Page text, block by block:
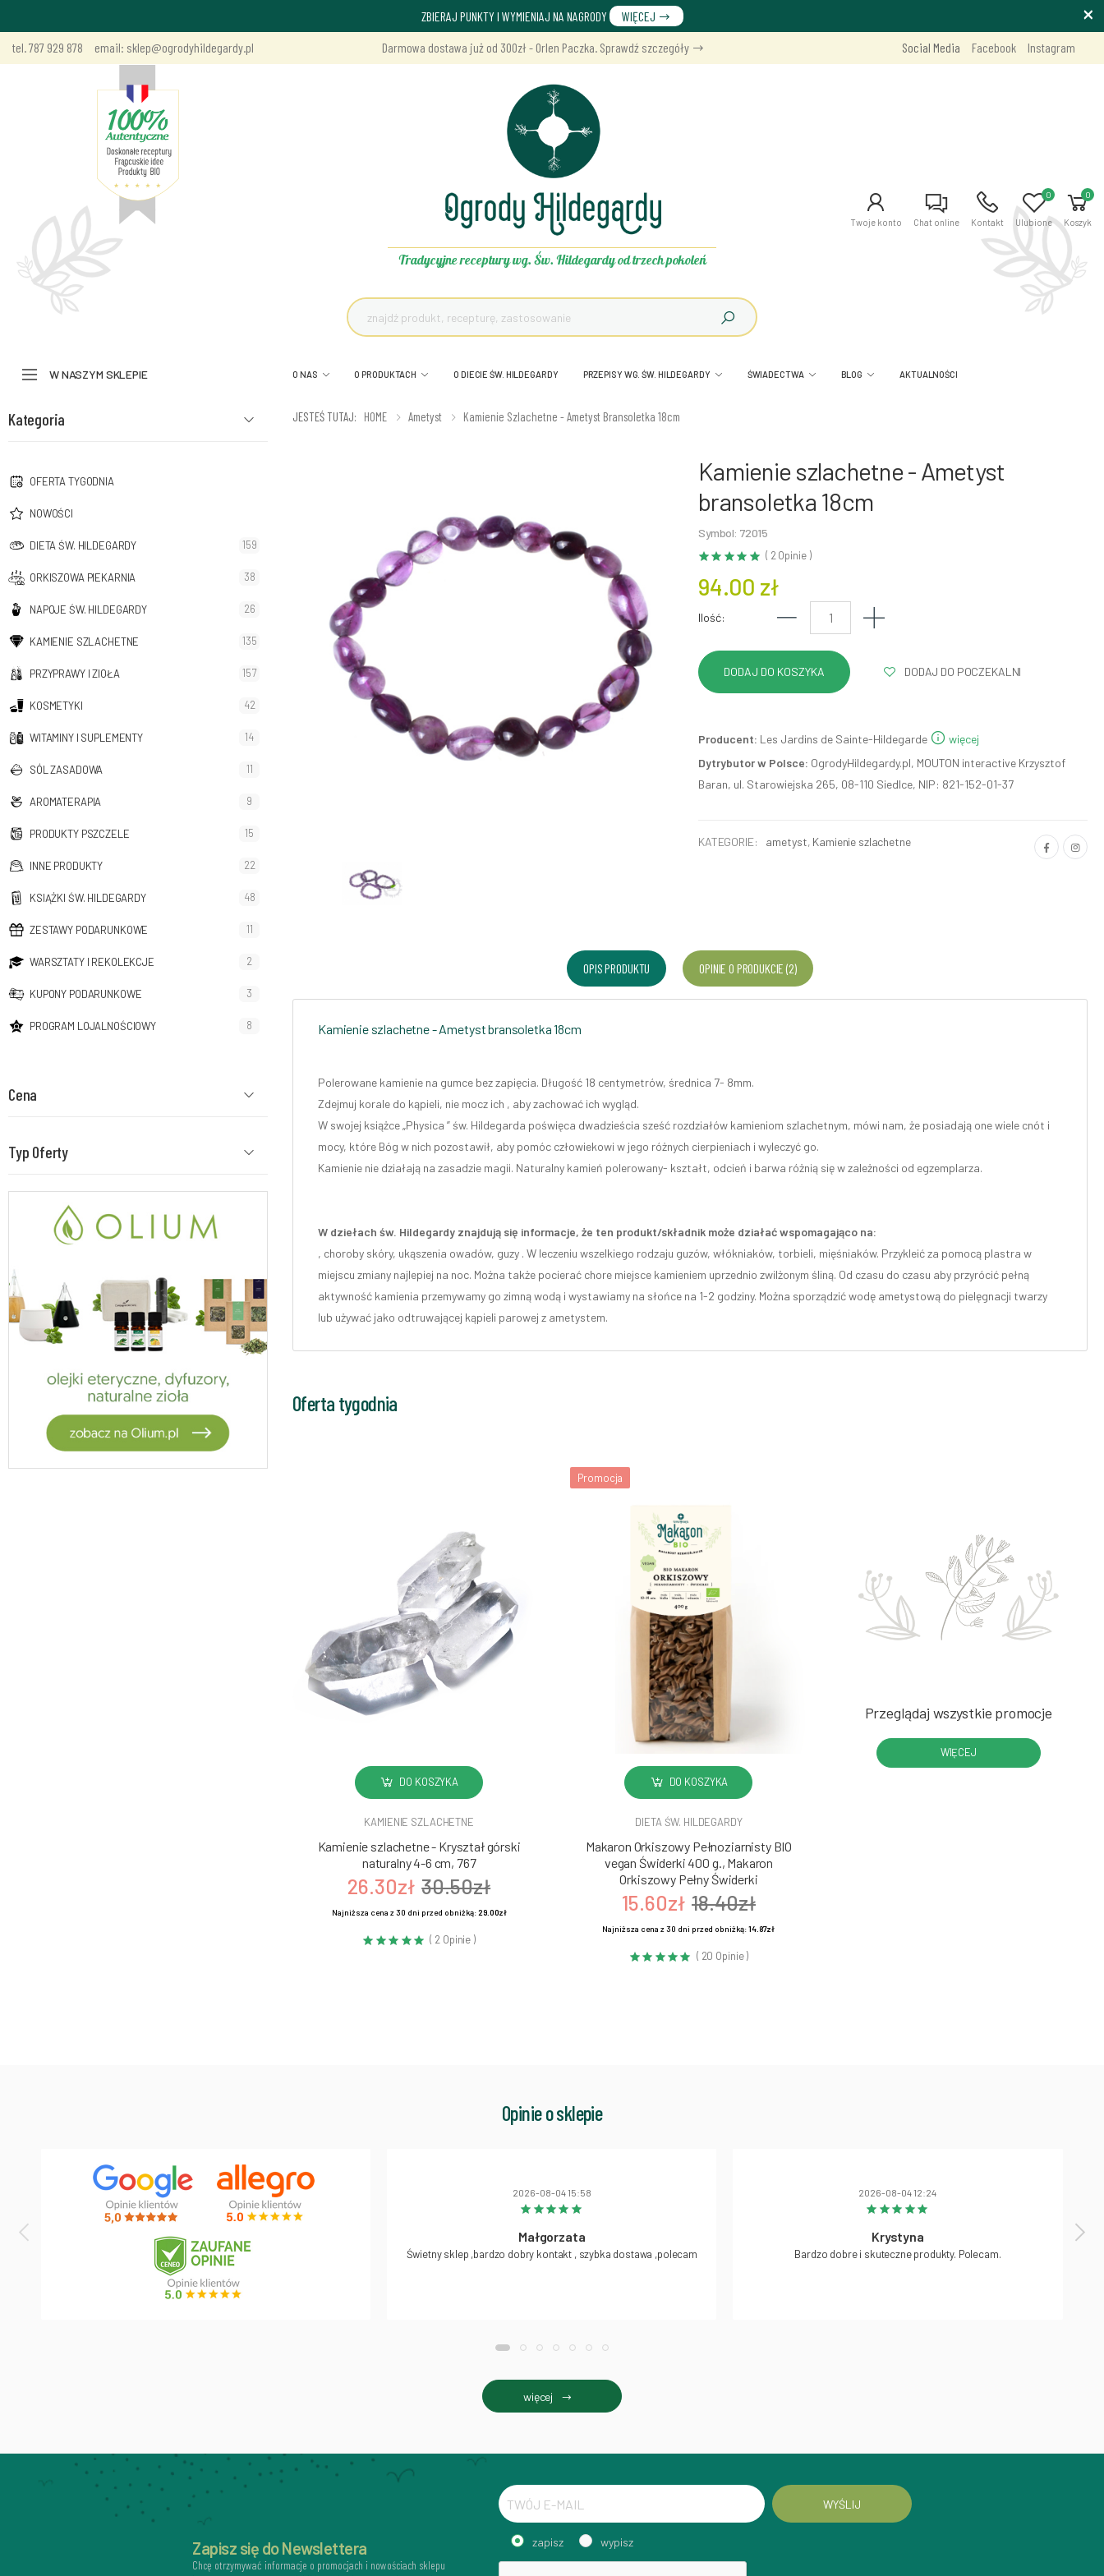
ZBIERAJ PUNKTY I WYMIENIAJ NA NAGRODY
WIĘCEJ
tel. 787 929 878
email: sklep@ogrodyhildegardy.pl Darmowa dostawa już od 300zł - Orlen Paczka. Sprawdź szczegóły Social Media Facebook Instagram
Tradycyjne receptury wg. Św. Hildegardy od trzech pokoleń
Twoje konto Chat online Kontakt Ulubione
0 0
Koszyk
W NASZYM SKLEPIE O NAS O PRODUKTACH O DIECIE ŚW. HILDEGARDY PRZEPISY WG. ŚW. HILDEGARDY ŚWIADECTWA BLOG AKTUALNOŚCI
Kategoria
OFERTA TYGODNIA
NOWOŚCI
DIETA ŚW. HILDEGARDY 159
ORKISZOWA PIEKARNIA 38
NAPOJE ŚW. HILDEGARDY 26
KAMIENIE SZLACHETNE 135
PRZYPRAWY I ZIOŁA 157
KOSMETYKI 42
WITAMINY I SUPLEMENTY 14
SÓL ZASADOWA 11
AROMATERAPIA 9
PRODUKTY PSZCZELE 15
INNE PRODUKTY 22
KSIĄŻKI ŚW. HILDEGARDY 48
ZESTAWY PODARUNKOWE 11
WARSZTATY I REKOLEKCJE 2
KUPONY PODARUNKOWE 3
PROGRAM LOJALNOŚCIOWY 8
Cena
Typ Oferty
JESTEŚ TUTAJ: HOME Ametyst Kamienie Szlachetne - Ametyst Bransoletka 18cm
Kamienie szlachetne - Ametyst
bransoletka 18cm
Symbol: 72015
( 2 Opinie )
94.00 zł
Ilość:
DODAJ DO POCZEKALNI
Producent: Les Jardins de Sainte-Hildegarde
więcej
Dytrybutor w Polsce: OgrodyHildegardy.pl, MOUTON interactive Krzysztof
Baran, ul. Starowiejska 265, 08-110 Siedlce, NIP: 821-152-01-37
KATEGORIE: ametyst, Kamienie szlachetne
OPIS PRODUKTU OPINIE O PRODUKCIE (2)
Kamienie szlachetne - Ametyst bransoletka 18cm
Polerowane kamienie na gumce bez zapięcia. Długość 18 centymetrów, średnica 7- 8mm.
Zdejmuj korale do kąpieli, nie mocz ich , aby zachować ich wygląd.
W swojej książce „Physica ” św. Hildegarda poświęca dwadzieścia sześć rozdziałów kamieniom szlachetnym, mówi nam, że posiadają one wiele cnót i
mocy, które Bóg w nich pozostawił, aby pomóc człowiekowi w jego różnych cierpieniach i wyleczyć go.
Kamienie nie działają na zasadzie magii. Naturalny kamień polerowany- kształt, odcień i barwa różnią się w zależności od egzemplarza.
W dziełach św. Hildegardy znajdują się informacje, że ten produkt/składnik może działać wspomagająco na:
, choroby skóry, ukąszenia owadów, guzy . W leczeniu wszelkiego rodzaju guzów, włókniaków, torbieli, mięśniaków. Przykleić za pomocą plastra w
miejscu zmiany najlepiej na noc. Można także pocierać chore miejsce kamieniem uprzednio zwilżonym śliną. Od czasu do czasu aby przyrócić pełną
aktywność kamienia przemywamy go zimną wodą i wystawiamy na słońce na 1-2 godziny. Można sporządzić wodę ametystową do pielęgnacji twarzy
lub używać jako odtruwającej kąpieli parowej z ametystem.
Oferta tygodnia
DO KOSZYKA
KAMIENIE SZLACHETNE
Kamienie szlachetne - Kryształ górski
naturalny 4-6 cm, 767
26.30zł 30.50zł
Najniższa cena z 30 dni przed obniżką:29.00zł
( 2 Opinie )
Promocja
DO KOSZYKA
DIETA ŚW. HILDEGARDY
Makaron Orkiszowy Pełnoziarnisty BIO
vegan Świderki 400 g., Makaron
Orkiszowy Pełny Świderki
15.60zł 18.40zł
Najniższa cena z 30 dni przed obniżką:14.87zł
( 20 Opinie )
Przeglądaj wszystkie promocje
WIĘCEJ
Opinie o sklepie
2026-08-04 15:58
Małgorzata
Świetny sklep ,bardzo dobry kontakt , szybka dostawa ,polecam
2026-08-04 12:24
Krystyna
Bardzo dobre i skuteczne produkty. Polecam.
więcej
Zapisz się do Newslettera
Chcę otrzymywać informacje o promocjach i nowościach sklepu
WYŚLIJ
zapisz wypisz